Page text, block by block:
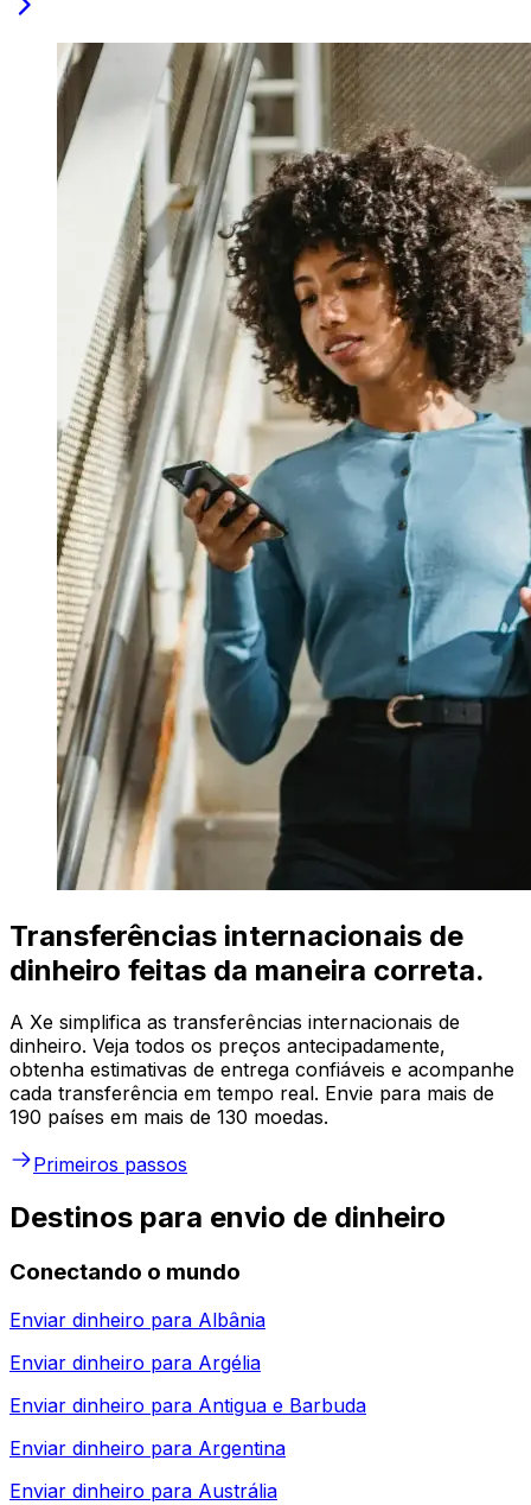
Transferências internacionais de
dinheiro feitas da maneira correta.
A Xe simplifica as transferências internacionais de
dinheiro. Veja todos os preços antecipadamente,
obtenha estimativas de entrega confiáveis e acompanhe
cada transferência em tempo real. Envie para mais de
190 países em mais de 130 moedas.
Primeiros passos
Destinos para envio de dinheiro
Conectando o mundo
Enviar dinheiro para Albânia
Enviar dinheiro para Argélia
Enviar dinheiro para Antigua e Barbuda
Enviar dinheiro para Argentina
Enviar dinheiro para Austrália